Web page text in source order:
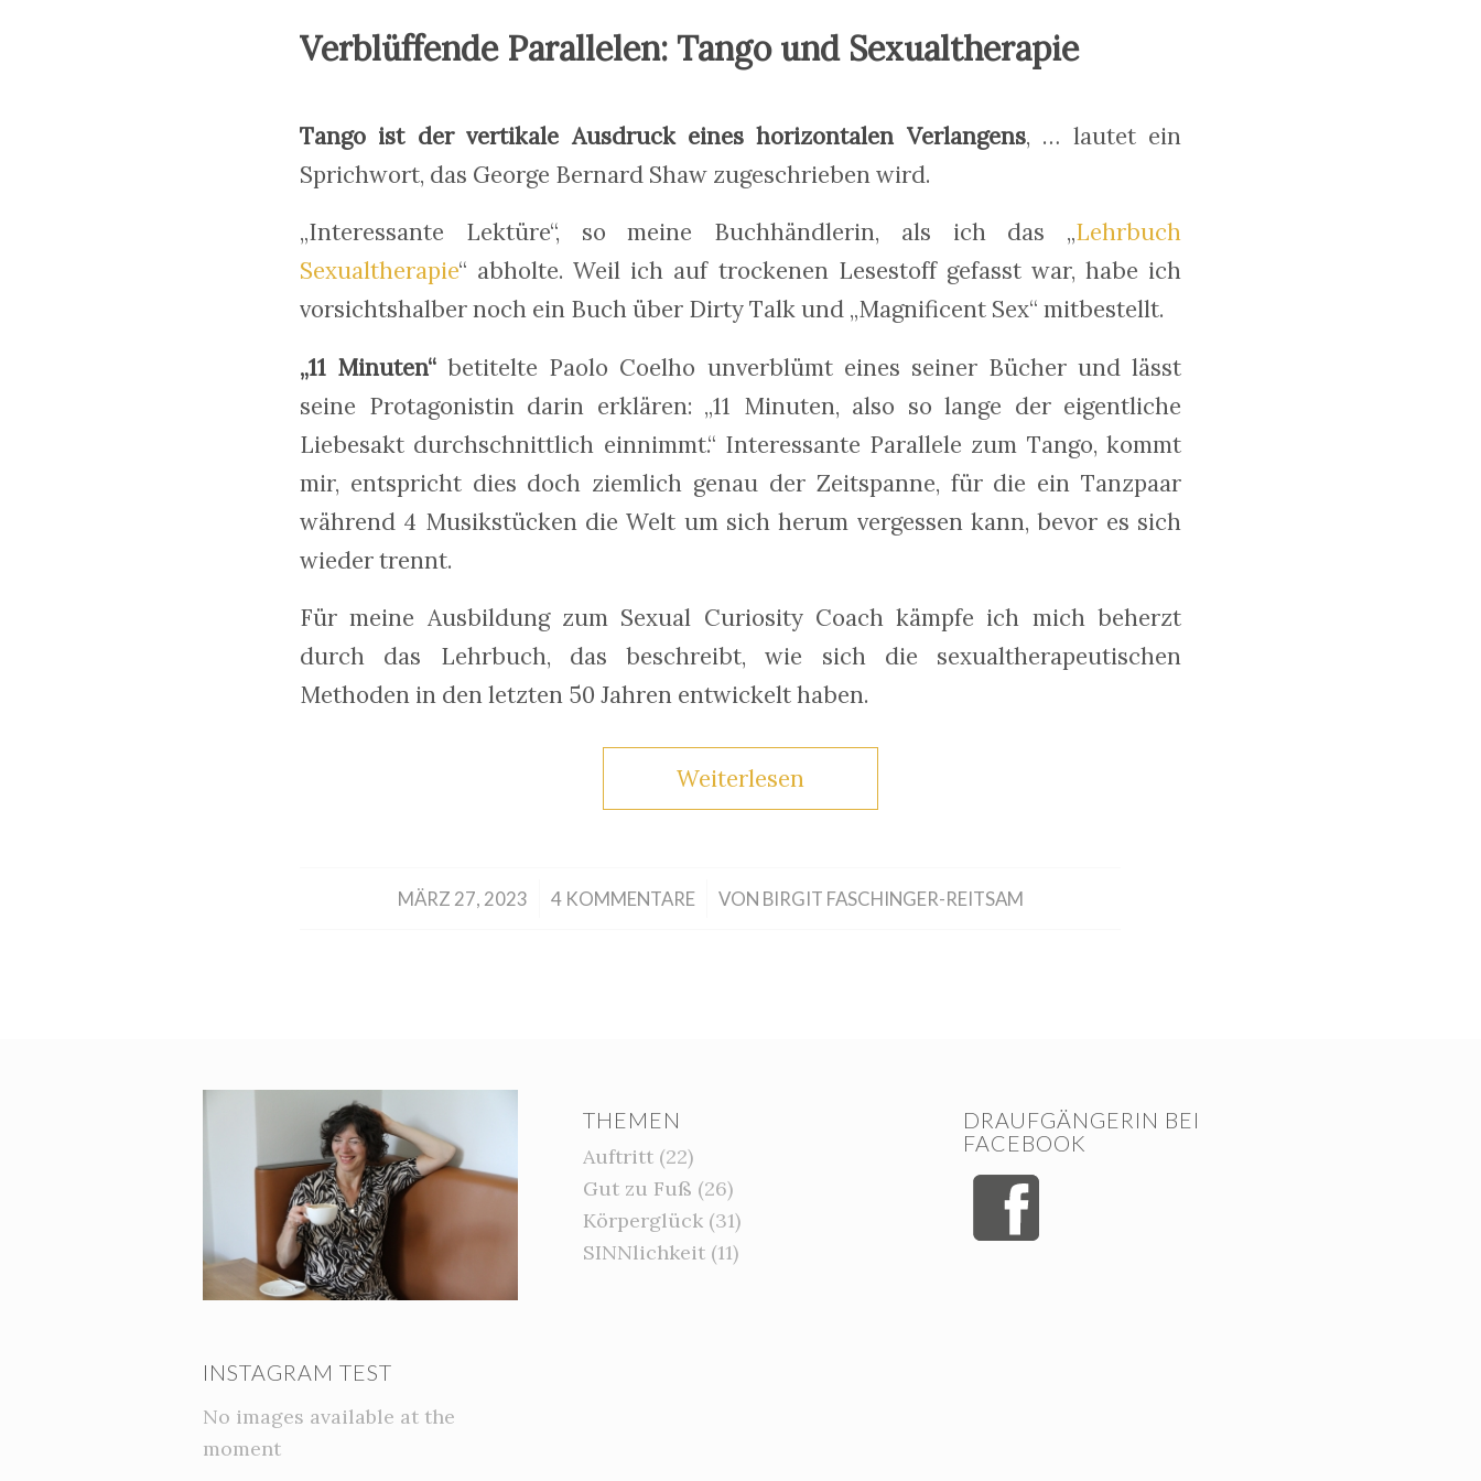
Verblüffende Parallelen: Tango und Sexualtherapie
Tango ist der vertikale Ausdruck eines horizontalen Verlangens, … lautet ein
Sprichwort, das George Bernard Shaw zugeschrieben wird.
„Interessante Lektüre“, so meine Buchhändlerin, als ich das „Lehrbuch
Sexualtherapie“ abholte. Weil ich auf trockenen Lesestoff gefasst war, habe ich
vorsichtshalber noch ein Buch über Dirty Talk und „Magnificent Sex“ mitbestellt.
„11 Minuten“ betitelte Paolo Coelho unverblümt eines seiner Bücher und lässt
seine Protagonistin darin erklären: „11 Minuten, also so lange der eigentliche
Liebesakt durchschnittlich einnimmt.“ Interessante Parallele zum Tango, kommt
mir, entspricht dies doch ziemlich genau der Zeitspanne, für die ein Tanzpaar
während 4 Musikstücken die Welt um sich herum vergessen kann, bevor es sich
wieder trennt.
Für meine Ausbildung zum Sexual Curiosity Coach kämpfe ich mich beherzt
durch das Lehrbuch, das beschreibt, wie sich die sexualtherapeutischen
Methoden in den letzten 50 Jahren entwickelt haben.
Weiterlesen
MÄRZ 27, 2023
/ 4 KOMMENTARE
/ VON BIRGIT FASCHINGER-REITSAM
INSTAGRAM TEST
No images available at the
moment
THEMEN
Auftritt(22)
Gut zu Fuß (26)
Körperglück(31)
SINNlichkeit(11)
DRAUFGÄNGERIN BEI
FACEBOOK